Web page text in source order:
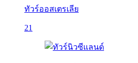
ทัวร์ออสเตรเลีย
21